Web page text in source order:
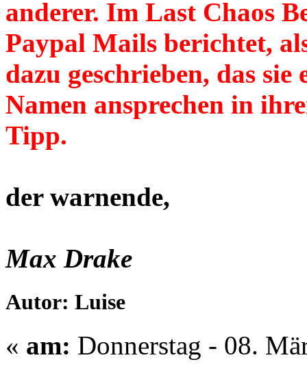
anderer. Im Last Chaos
Paypal Mails berichtet,
dazu geschrieben, das
Namen ansprechen in
Tipp.
der warnende,
Max Drake
Autor: Luise
« am: Donnerstag - 08.